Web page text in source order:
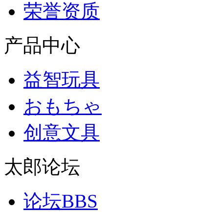
荣誉资质
产品中心
益智玩具
おもちゃ
创意文具
太郎论坛
论坛BBS